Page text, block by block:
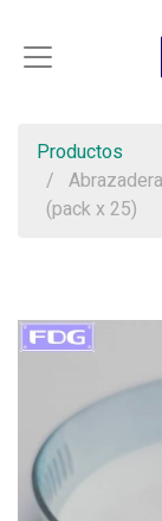
Productos
(pack x 25)